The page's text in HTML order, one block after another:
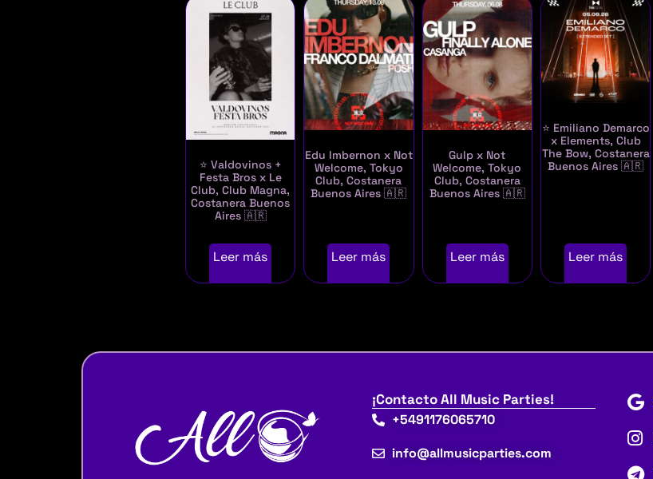
⭐ Valdovinos +
Festa Bros x Le
Club, Club Magna,
Costanera Buenos
Aires 🇦🇷
Leer más
Edu Imbernon x Not
Welcome, Tokyo
Club, Costanera
Buenos Aires 🇦🇷
Leer más
Gulp x Not
Welcome, Tokyo
Club, Costanera
Buenos Aires 🇦🇷
Leer más
⭐ Emiliano Demarco
x Elements, Club
The Bow, Costanera
Buenos Aires 🇦🇷
Leer más
¡Contacto All Music Parties!
+5491176065710
info@allmusicparties.com